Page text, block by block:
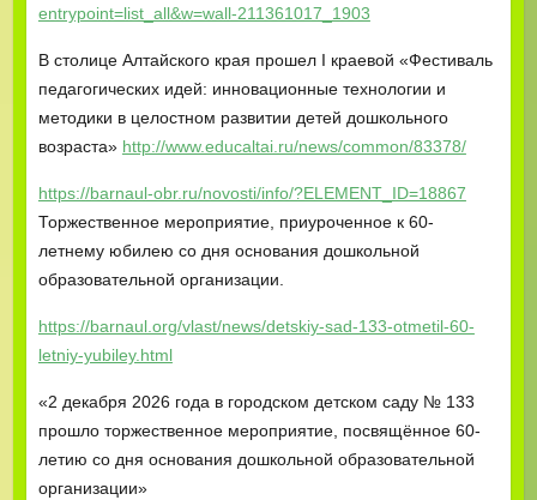
entrypoint=list_all&w=wall-211361017_1903
В столице Алтайского края прошел I краевой «Фестиваль
педагогических идей: инновационные технологии и
методики в целостном развитии детей дошкольного
возраста» http://www.educaltai.ru/news/common/83378/
https://barnaul-obr.ru/novosti/info/?ELEMENT_ID=18867
Торжественное мероприятие, приуроченное к 60-
летнему юбилею со дня основания дошкольной
образовательной организации.
https://barnaul.org/vlast/news/detskiy-sad-133-otmetil-60-
letniy-yubiley.html
«2 декабря 2026 года в городском детском саду № 133
прошло торжественное мероприятие, посвящённое 60-
летию со дня основания дошкольной образовательной
организации»